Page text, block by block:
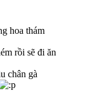
hoa thám
rồi sẽ đi ăn
chân gà